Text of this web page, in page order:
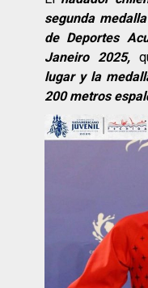
segunda medalla
de Deportes
Janeiro 2025,
lugar y la
200 metros